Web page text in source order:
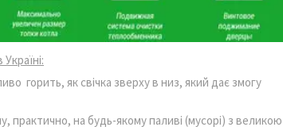
горить, як свічка зверху в низ, який дає змогу
на будь-якому паливі (мусорі) з великою